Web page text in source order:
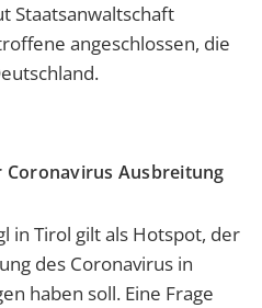
Staatsanwaltschaft
angeschlossen, die
Coronavirus Ausbreitung
in Tirol gilt als Hotspot, der
des Coronavirus in
haben soll. Eine Frage